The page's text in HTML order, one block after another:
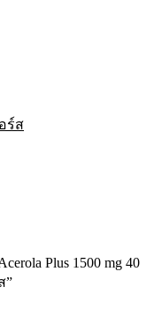
ร์ส
Plus 1500 mg 40
”